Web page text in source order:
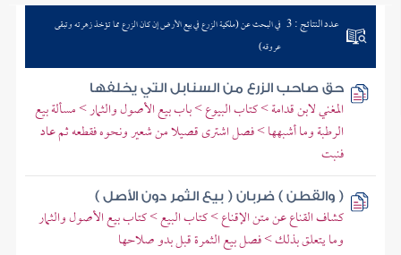
عدد النتائج : 3 في البحث عن (ملكية الزرع في بيع الأرض إن كان الزرع مما تؤخذ زهرته وتبقى
عروقه)
حق صاحب الزرع من السنابل التي يخلفها
المغني لابن قدامة > كتاب البيوع > باب بيع الأصول والثمار > مسألة بيع
الرطبة وما أشبهها > فصل اشترى قصيلا من شعير ونحوه فقطعه ثم عاد
فنبت
( والقطن ) ضربان ( بيع الثمر دون الأصل )
كشاف القناع عن متن الإقناع > كتاب البيع > كتاب بيع الأصول والثمار
وما يتعلق بذلك > فصل بيع الثمرة قبل بدو صلاحها